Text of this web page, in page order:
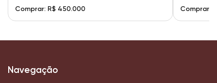
Comprar: R$ 450.000 Comprar:
Navegação